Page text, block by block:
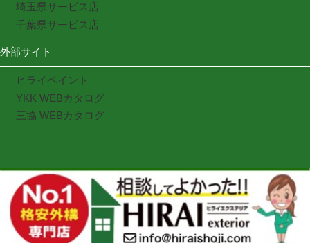
埼玉県サービス店
千葉県サービス店
外部サイト
ヒライペイント
YKK WEBカタログ
三協 WEBカタログ